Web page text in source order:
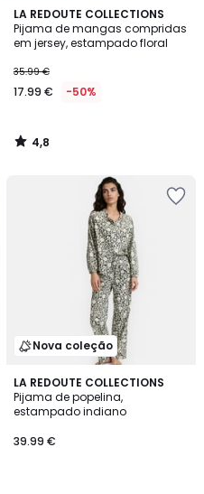
LA REDOUTE COLLECTIONS
Pijama de mangas compridas
em jersey, estampado floral
35.99 €
17.99 € -50%
4,8
/ 5
4,8
/
Nova coleção
LA REDOUTE COLLECTIONS
Pijama de popelina,
estampado indiano
39.99 €